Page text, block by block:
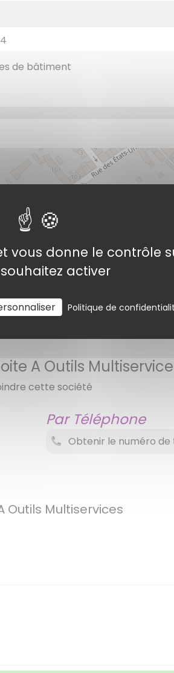
vous donne le contrôle
activer
Politique de
de bâtiment
A Outils Multiservices
A Outils
cette société
Par Téléphone
Obtenir le numéro
Outils Multiservices